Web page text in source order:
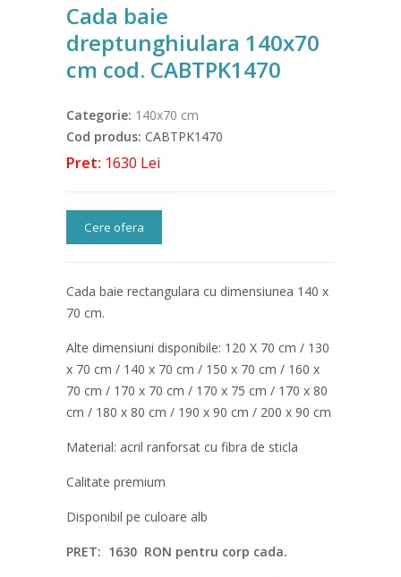
Cada baie
dreptunghiulara 140x70
cm cod. CABTPK1470
Categorie: 140x70 cm
Cod produs: CABTPK1470
Pret: 1630 Lei
Cere ofera
Cada baie rectangulara cu dimensiunea 140 x
70 cm.
Alte dimensiuni disponibile: 120 X 70 cm / 130
x 70 cm / 140 x 70 cm / 150 x 70 cm / 160 x
70 cm / 170 x 70 cm / 170 x 75 cm / 170 x 80
cm / 180 x 80 cm / 190 x 90 cm / 200 x 90 cm
Material: acril ranforsat cu fibra de sticla
Calitate premium
Disponibil pe culoare alb
PRET: 1630 RON pentru corp cada.